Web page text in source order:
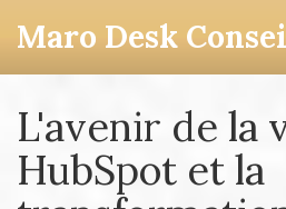
Maro Desk
L'avenir de la
HubSpot et la